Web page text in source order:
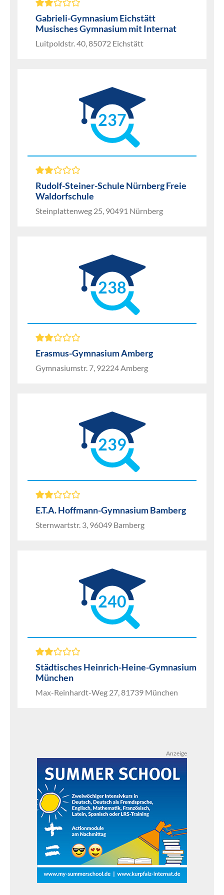
Gabrieli-Gymnasium Eichstätt
Musisches Gymnasium mit Internat
Luitpoldstr. 40, 85072 Eichstätt
237
Rudolf-Steiner-Schule Nürnberg Freie
Waldorfschule
Steinplattenweg 25, 90491 Nürnberg
238
Erasmus-Gymnasium Amberg
Gymnasiumstr. 7, 92224 Amberg
239
E.T.A. Hoffmann-Gymnasium Bamberg
Sternwartstr. 3, 96049 Bamberg
240
Städtisches Heinrich-Heine-Gymnasium
München
Max-Reinhardt-Weg 27, 81739 München
Anzeige